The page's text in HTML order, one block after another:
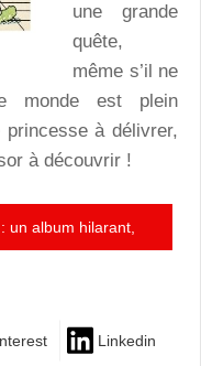
une grande
quête,
même s’il ne
monde est plein
princesse à délivrer,
à découvrir !
un album hilarant,
Linkedin